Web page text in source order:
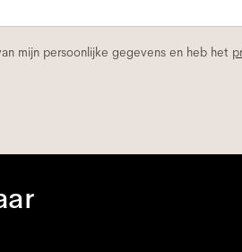
mijn persoonlijke gegevens en heb het